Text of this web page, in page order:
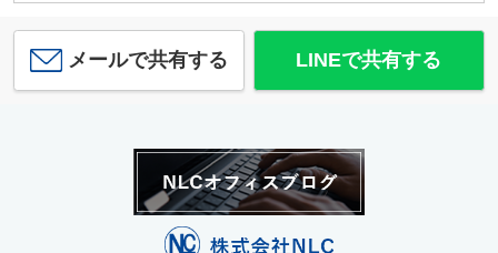
メールで共有する LINEで共有する